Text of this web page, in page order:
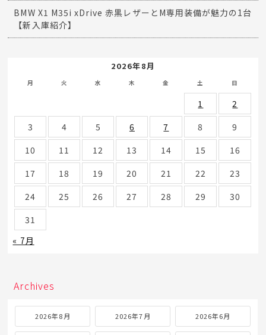
BMW X1 M35i xDrive 赤黒レザーとM専用装備が魅力の1台
【新入庫紹介】
2026年8月
月 火 水 木 金 土 日
1
2
3
4 5 6 7 8
9
10
11 12 13 14 15
16
17
18 19 20 21 22
23
24
25 26 27 28 29
30
31
« 7月
Archives
2026年8月 2026年7月 2026年6月